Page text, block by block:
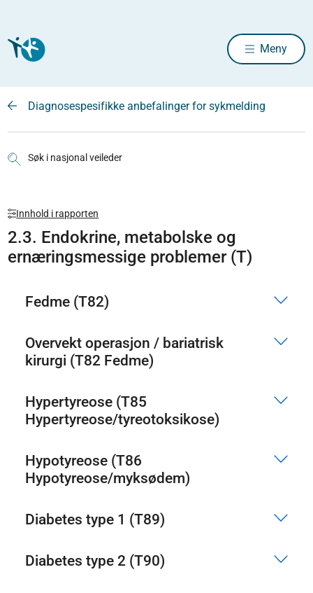
Meny
Diagnosespesifikke anbefalinger for sykmelding
Søk i nasjonal veileder
Innhold i rapporten
2.3. Endokrine, metabolske og
ernæringsmessige problemer (T)
Fedme (T82)
Overvekt operasjon / bariatrisk
kirurgi (T82 Fedme)
Hypertyreose (T85
Hypertyreose/tyreotoksikose)
Hypotyreose (T86
Hypotyreose/myksødem)
Diabetes type 1 (T89)
Diabetes type 2 (T90)